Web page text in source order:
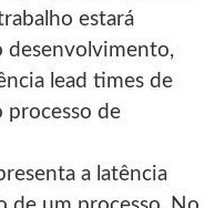
estará
desenvolvimento,
lead times de
processo de
a latência